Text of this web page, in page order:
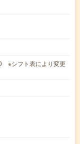
※シフト表により変更